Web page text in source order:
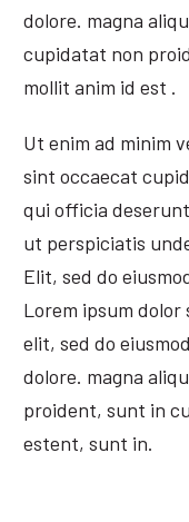
dolore. magna
cupidatat non
mollit anim id est .
Ut enim ad minim
sint occaecat
qui officia
ut perspiciatis
Elit, sed do
Lorem ipsum
elit, sed do
dolore. magna
proident, sunt in
estent, sunt in.